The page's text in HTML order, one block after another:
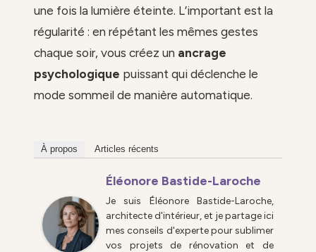
une fois la lumière éteinte. L’important est la
régularité : en répétant les mêmes gestes
chaque soir, vous créez un ancrage
psychologique puissant qui déclenche le
mode sommeil de manière automatique.
À propos Articles récents
Éléonore Bastide-Laroche
Je suis Éléonore Bastide-Laroche,
architecte d'intérieur, et je partage ici
mes conseils d'experte pour sublimer
vos projets de rénovation et de